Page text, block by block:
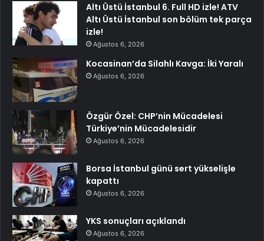
Altı Üstü İstanbul 6. Full HD izle! ATV
Altı Üstü İstanbul son bölüm tek parça
izle!
Ağustos 6, 2026
Kocasinan’da Silahlı Kavga: İki Yaralı
Ağustos 6, 2026
Özgür Özel: CHP’nin Mücadelesi
Türkiye’nin Mücadelesidir
Ağustos 6, 2026
Borsa İstanbul günü sert yükselişle
kapattı
Ağustos 6, 2026
YKS sonuçları açıklandı
Ağustos 6, 2026